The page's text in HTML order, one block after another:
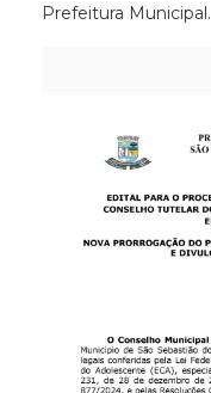
Prefeitura Municipal.